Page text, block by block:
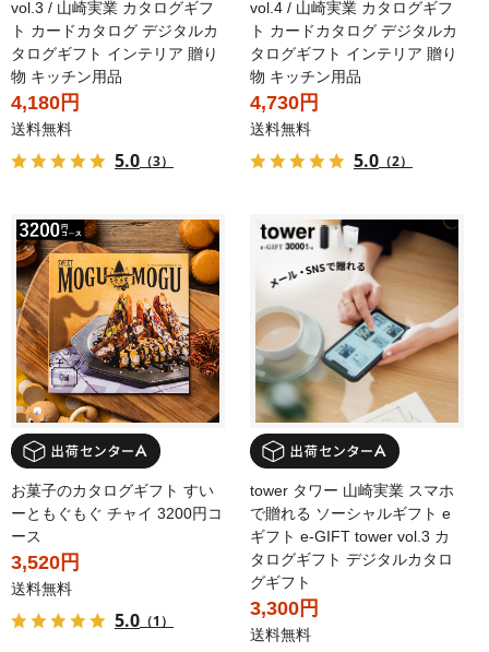
vol.3 / 山崎実業 カタログギフ
ト カードカタログ デジタルカ
タログギフト インテリア 贈り
物 キッチン用品
4,180円
送料無料
5.0 （3）
vol.4 / 山崎実業 カタログギフ
ト カードカタログ デジタルカ
タログギフト インテリア 贈り
物 キッチン用品
4,730円
送料無料
5.0 （2）
お菓子のカタログギフト すい
ーともぐもぐ チャイ 3200円コ
ース
3,520円
送料無料
5.0 （1）
tower タワー 山崎実業 スマホ
で贈れる ソーシャルギフト e
ギフト e-GIFT tower vol.3 カ
タログギフト デジタルカタロ
グギフト
3,300円
送料無料